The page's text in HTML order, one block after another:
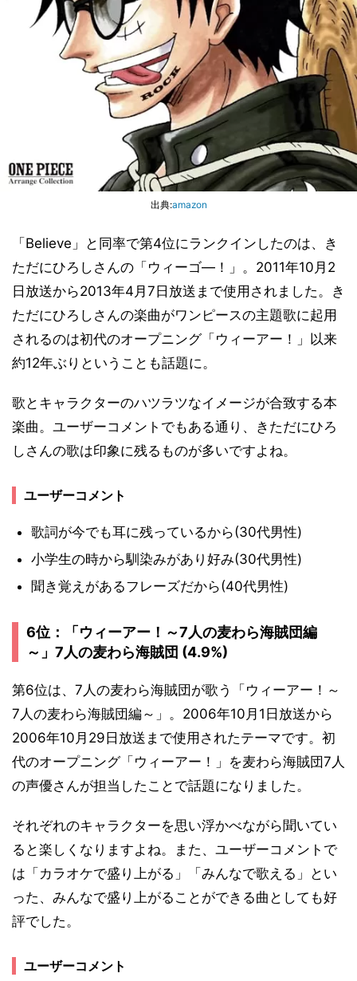
出典:amazon
「Believe」と同率で第4位にランクインしたのは、き
ただにひろしさんの「ウィーゴ―！」。2011年10月2
日放送から2013年4月7日放送まで使用されました。き
ただにひろしさんの楽曲がワンピースの主題歌に起用
されるのは初代のオープニング「ウィーアー！」以来
約12年ぶりということも話題に。
歌とキャラクターのハツラツなイメージが合致する本
楽曲。ユーザーコメントでもある通り、きただにひろ
しさんの歌は印象に残るものが多いですよね。
ユーザーコメント
歌詞が今でも耳に残っているから(30代男性)
小学生の時から馴染みがあり好み(30代男性)
聞き覚えがあるフレーズだから(40代男性)
6位：「ウィーアー！～7人の麦わら海賊団編
～」7人の麦わら海賊団 (4.9%)
第6位は、7人の麦わら海賊団が歌う「ウィーアー！～
7人の麦わら海賊団編～」。2006年10月1日放送から
2006年10月29日放送まで使用されたテーマです。初
代のオープニング「ウィーアー！」を麦わら海賊団7人
の声優さんが担当したことで話題になりました。
それぞれのキャラクターを思い浮かべながら聞いてい
ると楽しくなりますよね。また、ユーザーコメントで
は「カラオケで盛り上がる」「みんなで歌える」とい
った、みんなで盛り上がることができる曲としても好
評でした。
ユーザーコメント